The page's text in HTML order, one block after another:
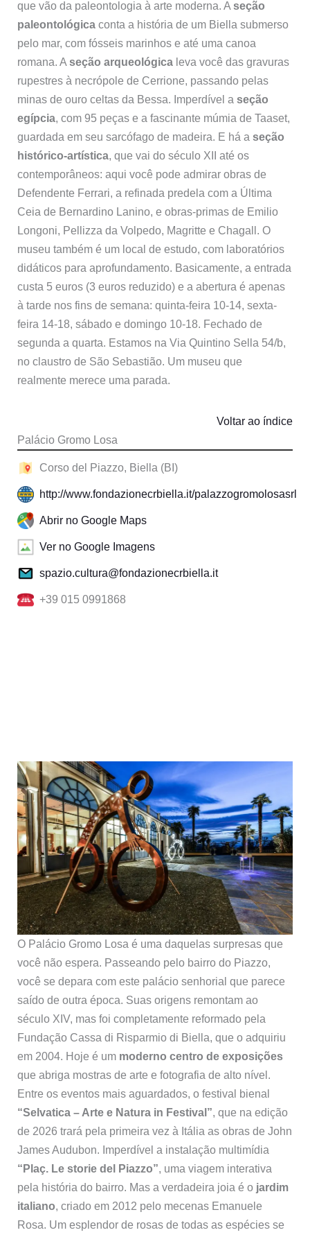
que vão da paleontologia à arte moderna. A seção
paleontológicaconta a história de um Biella submerso
pelo mar, com fósseis marinhos e até uma canoa
romana. A seção arqueológicaleva você das gravuras
rupestres à necrópole de Cerrione, passando pelas
minas de ouro celtas da Bessa. Imperdível a seção
egípcia, com 95 peças e a fascinante múmia de Taaset,
guardada em seu sarcófago de madeira. E há a seção
histórico-artística, que vai do século XII até os
contemporâneos: aqui você pode admirar obras de
Defendente Ferrari, a refinada predela com a Última
Ceia de Bernardino Lanino, e obras-primas de Emilio
Longoni, Pellizza da Volpedo, Magritte e Chagall. O
museu também é um local de estudo, com laboratórios
didáticos para aprofundamento. Basicamente, a entrada
custa 5 euros (3 euros reduzido) e a abertura é apenas
à tarde nos fins de semana: quinta-feira 10-14, sexta-
feira 14-18, sábado e domingo 10-18. Fechado de
segunda a quarta. Estamos na Via Quintino Sella 54/b,
no claustro de São Sebastião. Um museu que
realmente merece uma parada.
Palácio Gromo Losa
Voltar ao índice
Corso del Piazzo, Biella (BI)
http://www.fondazionecrbiella.it/palazzogromolosasrl
Abrir no Google Maps
Ver no Google Imagens
spazio.cultura@fondazionecrbiella.it
+39 015 0991868
O Palácio Gromo Losa é uma daquelas surpresas que
você não espera. Passeando pelo bairro do Piazzo,
você se depara com este palácio senhorial que parece
saído de outra época. Suas origens remontam ao
século XIV, mas foi completamente reformado pela
Fundação Cassa di Risparmio di Biella, que o adquiriu
em 2004. Hoje é um moderno centro de exposições
que abriga mostras de arte e fotografia de alto nível.
Entre os eventos mais aguardados, o festival bienal
“Selvatica – Arte e Natura in Festival”, que na edição
de 2026 trará pela primeira vez à Itália as obras de John
James Audubon. Imperdível a instalação multimídia
“Plaç. Le storie del Piazzo”, uma viagem interativa
pela história do bairro. Mas a verdadeira joia é o jardim
italiano, criado em 2012 pelo mecenas Emanuele
Rosa. Um esplendor de rosas de todas as espécies se